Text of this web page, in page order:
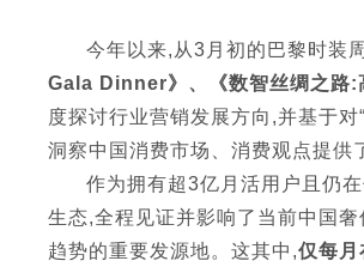
今年以来,从3月初的巴黎时装
Gala Dinner》、《数智丝绸之路:
度探讨行业营销发展方向,并基于
洞察中国消费市场、消费观点提供
作为拥有超3亿月活用户且仍
生态,全程见证并影响了当前中国
趋势的重要发源地。这其中,仅每月